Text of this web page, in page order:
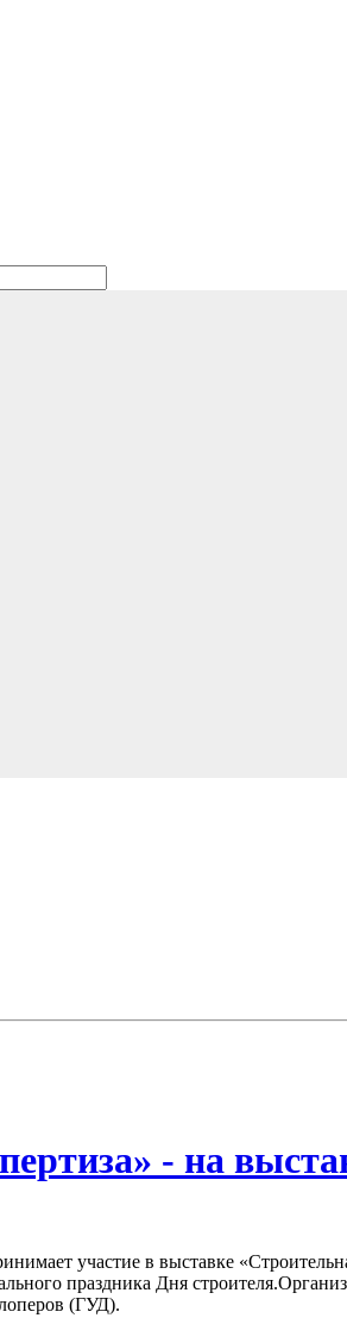
- на
участие в выставке
праздника Дня
(ГУД).